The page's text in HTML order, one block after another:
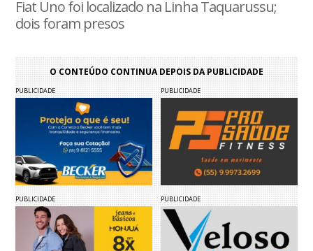
Fiat Uno foi localizado na Linha Taquarussu;
dois foram presos
O CONTEÚDO CONTINUA DEPOIS DA PUBLICIDADE
PUBLICIDADE PUBLICIDADE
PUBLICIDADE PUBLICIDADE